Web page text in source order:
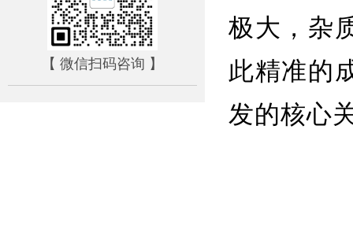
【 微信扫码咨询 】
极大，杂
此精准的
发的核心